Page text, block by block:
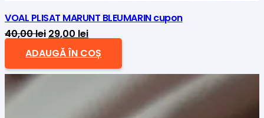
VOAL PLISAT MARUNT BLEUMARIN cupon
40,00lei Prețul
inițial
a
29,00 leiPrețul
curent
este:
29,00 lei.
ADAUGĂ ÎN COȘ